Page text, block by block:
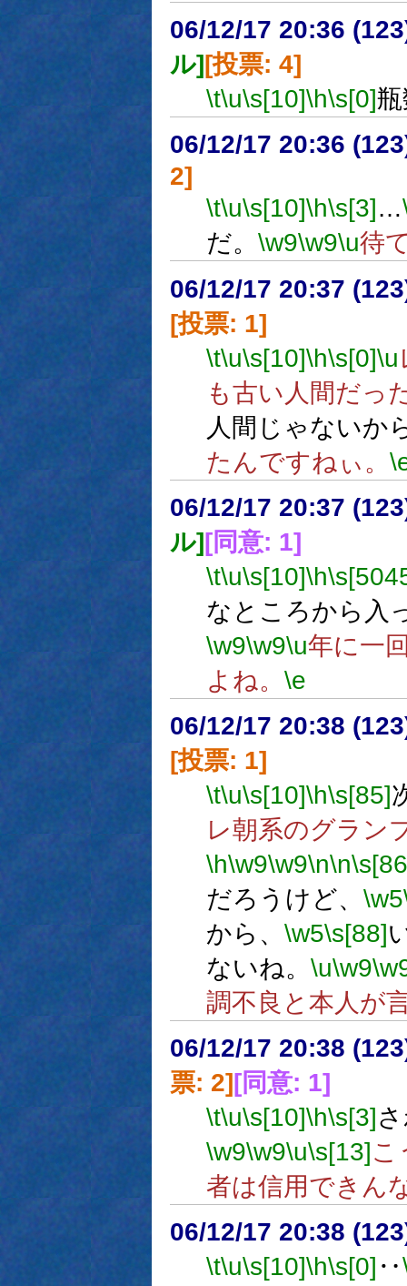
06/12/17 20:36
ル][投票: 4]
\t\u\s[10]\h\s[0]
06/12/17 20:36
2]
\t\u\s[10]\h\s[3] …
だ。 \w9\w9\u待
06/12/17 20:37
[投票: 1]
\t\u\s[10]\h\s[0]\u
も古い人間だっ
人間じゃないか
たんですねぃ。
06/12/17 20:37
ル][同意: 1]
\t\u\s[10]\h
なところから入
\w9\w9\u年に一
よね。 \e
06/12/17 20:38
[投票: 1]
\t\u\s[10]\h\s[85]
レ朝系のグラン
\h\w9\w9\n\n
だろうけど、 \w5
から、 \w5\s[88]
ないね。 \u\w9
調不良と本人が
06/12/17 20:38
票: 2][同意: 1]
\t\u\s[10]\h\s[3]
\w9\w9\u\s[13]こ
者は信用できん
06/12/17 20:38
\t\u\s[10]\h\s[0] ‥